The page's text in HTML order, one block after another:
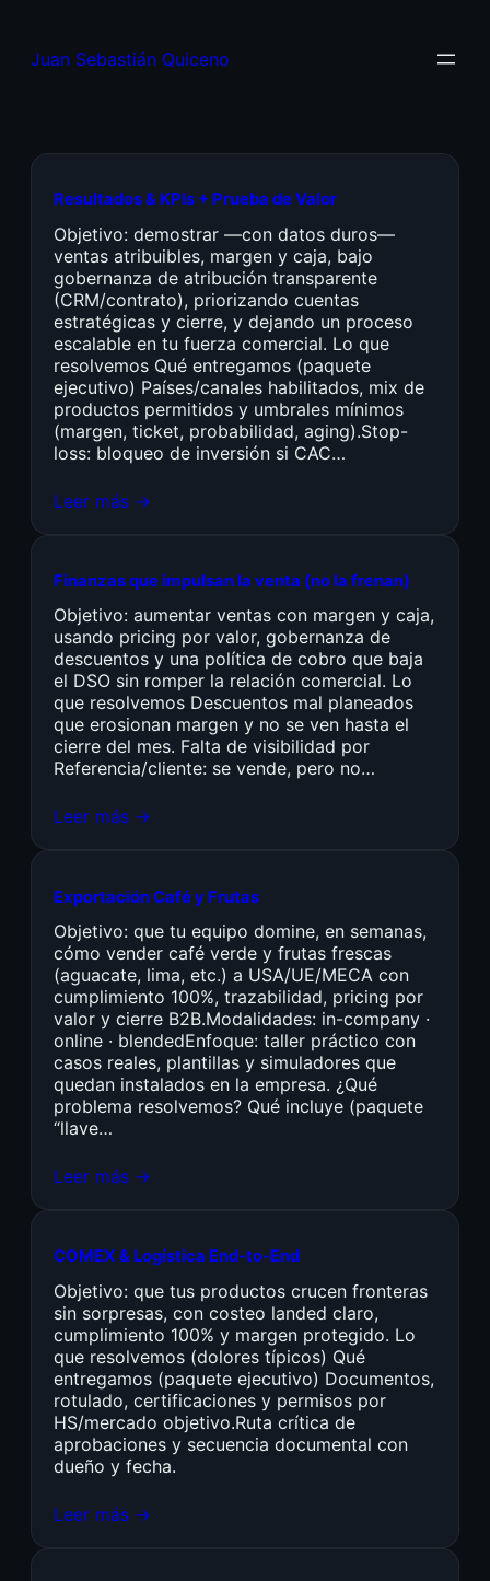
Juan Sebastián Quiceno
Resultados & KPIs + Prueba de Valor
Objetivo: demostrar —con datos duros—
ventas atribuibles, margen y caja, bajo
gobernanza de atribución transparente
(CRM/contrato), priorizando cuentas
estratégicas y cierre, y dejando un proceso
escalable en tu fuerza comercial. Lo que
resolvemos Qué entregamos (paquete
ejecutivo) Países/canales habilitados, mix de
productos permitidos y umbrales mínimos
(margen, ticket, probabilidad, aging).Stop-
loss: bloqueo de inversión si CAC…
Leer más →
Finanzas que impulsan la venta (no la frenan)
Objetivo: aumentar ventas con margen y caja,
usando pricing por valor, gobernanza de
descuentos y una política de cobro que baja
el DSO sin romper la relación comercial. Lo
que resolvemos Descuentos mal planeados
que erosionan margen y no se ven hasta el
cierre del mes. Falta de visibilidad por
Referencia/cliente: se vende, pero no…
Leer más →
Exportación Café y Frutas
Objetivo: que tu equipo domine, en semanas,
cómo vender café verde y frutas frescas
(aguacate, lima, etc.) a USA/UE/MECA con
cumplimiento 100%, trazabilidad, pricing por
valor y cierre B2B.Modalidades: in-company ·
online · blendedEnfoque: taller práctico con
casos reales, plantillas y simuladores que
quedan instalados en la empresa. ¿Qué
problema resolvemos? Qué incluye (paquete
“llave…
Leer más →
COMEX & Logística End-to-End
Objetivo: que tus productos crucen fronteras
sin sorpresas, con costeo landed claro,
cumplimiento 100% y margen protegido. Lo
que resolvemos (dolores típicos) Qué
entregamos (paquete ejecutivo) Documentos,
rotulado, certificaciones y permisos por
HS/mercado objetivo.Ruta crítica de
aprobaciones y secuencia documental con
dueño y fecha.
Leer más →